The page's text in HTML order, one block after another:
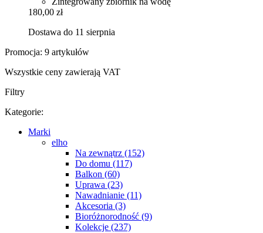
180,00 zł
Dostawa do 11 sierpnia
Promocja: 9 artykułów
Wszystkie ceny zawierają VAT
Filtry
Kategorie:
Marki
elho
Na zewnątrz (152)
Do domu (117)
Balkon (60)
Uprawa (23)
Nawadnianie (11)
Akcesoria (3)
Bioróżnorodność (9)
Kolekcje (237)